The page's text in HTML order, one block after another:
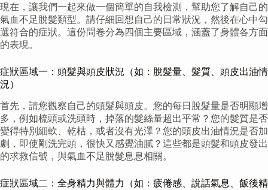
現在，讓我們一起來做一個簡單的自我檢測，幫助您了解自己的
氣血不足脫髮類型。請仔細回想自己的日常狀況，然後在心中勾
選符合的症狀。這份問卷分為四個主要區域，涵蓋了身體各方面
的表現。
症狀區域一：頭髮與頭皮狀況（如：脫髮量、髮質、頭皮出油情
況）
首先，請您觀察自己的頭髮與頭皮。您的每日脫髮量是否明顯增
多，例如梳頭或洗頭時，掉落的髮絲量超出平常？您的髮質是否
變得特別細軟、乾枯，或者沒有光澤？您的頭皮出油情況是否加
劇，即使剛洗完頭，很快又感覺油膩？這些都是頭髮和頭皮發出
的求救信號，與氣血不足脫髮息息相關。
症狀區域二：全身精力與體力（如：疲倦感、說話氣息、飯後精